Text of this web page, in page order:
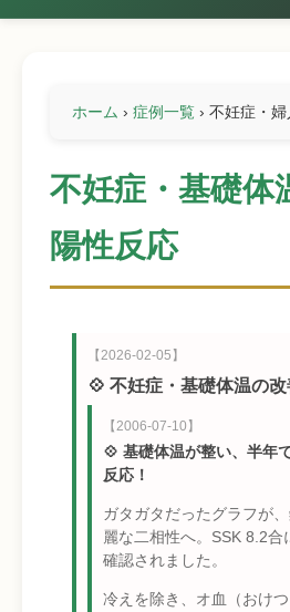
ホーム › 症例一覧 › 不妊症・婦
不妊症・基礎体
陽性反応
【2026-02-05】
💠 不妊症・基礎体温の
【2006-07-10】
💠 基礎体温が整い、半年
反応！
ガタガタだったグラフが
麗な二相性へ。SSK 8.2合
確認されました。
冷えを除き、オ血（おけ